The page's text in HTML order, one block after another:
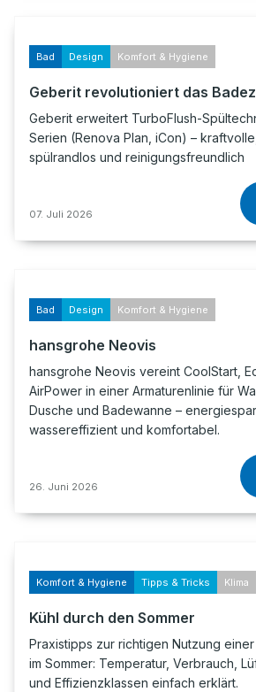
Bad Design Komfort & Hygiene
Geberit revolutioniert das
Geberit erweitert TurboFlush-
Serien (Renova Plan, iCon) –
spülrandlos und reinigungsfreundlich
07. Juli 2026
Bad Design Komfort & Hygiene
hansgrohe Neovis
hansgrohe Neovis vereint CoolStart,
AirPower in einer Armaturenlinie für
Dusche und Badewanne –
wassereffizient und komfortabel.
26. Juni 2026
Komfort & Hygiene Tipps & Tricks Klima
Kühl durch den Sommer
Praxistipps zur richtigen Nutzung
im Sommer: Temperatur, Verbrauch,
und Effizienzklassen einfach erklärt.